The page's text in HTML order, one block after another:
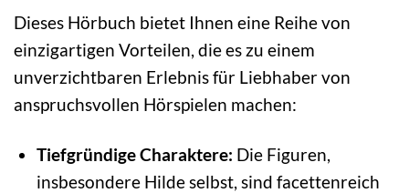
Dieses Hörbuch bietet Ihnen eine Reihe von
einzigartigen Vorteilen, die es zu einem
unverzichtbaren Erlebnis für Liebhaber von
anspruchsvollen Hörspielen machen:
Tiefgründige Charaktere: Die Figuren,
insbesondere Hilde selbst, sind facettenreich